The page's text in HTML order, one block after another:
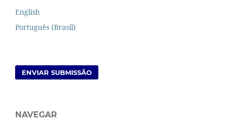
English
Português (Brasil)
ENVIAR SUBMISSÃO
NAVEGAR